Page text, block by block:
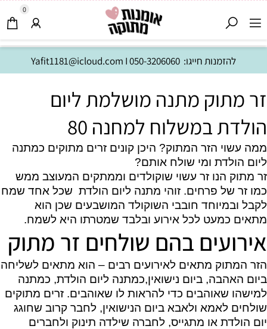
להזמנות חייגו: Yafit1181@icloud.com I050-3206060
0
זר מתוק מתנה מושלמת ליום
הולדת במשלוח למחנה 80
ממה עשוי הזר המתוק? היכן קונים זרים מתוקים כמתנה
ליום הולדת ומי שולח אותם?
זר מתוק הנו זר עשוי שוקולדים וממתקים המעוצב ממש
כמו זר של פרחים. זוהי מתנה ליום הולדת שכל אחד שמח
לקבל ובמיוחד חובבי השוקולד המושבעים שכן הוא
מתאים כמעט לכל אירוע ובלבד שמטרתו היא לשמח.
אירועים בהם שולחים זר מתוק
הזר המתוק מתאים לאירועים רבים – הוא מתאים לשליחה
ביום האהבה, ביום נישואין,כמתנה ליום הולדת, כמתנה
למישהו שאוהבים כדי להראות לו שאוהבים. זרים מתוקים
שולחים לאמא ולאבא ביום הנישואין, לחבר קרוב שחוגג
יום הולדת או מתגייס, לחברה שילדה תינוק ולחברים